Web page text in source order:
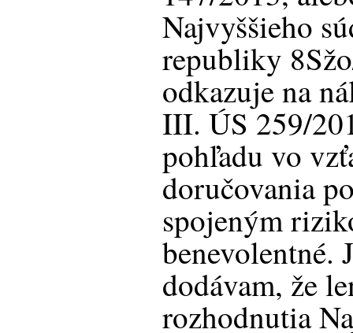
Najvyššieho
republiky
odkazuje na
III. ÚS 259/
pohľadu vo
doručovania
spojeným
benevolentné.
dodávam, že
rozhodnutia